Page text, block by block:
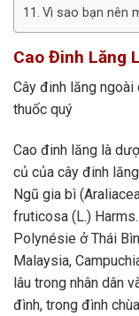
Vì sao bạn nên
Cao Đinh Lăng
Cây đinh lăng
thuốc quý
Cao đinh lăng là
củ của cây đinh
Ngũ gia bì
fruticosa (L.)
Polynésie ở Thái
Malaysia,
lâu trong nhân dân
đình, trong đình